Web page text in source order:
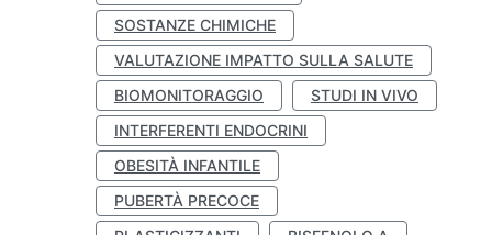
SOSTANZE CHIMICHE
VALUTAZIONE IMPATTO SULLA SALUTE
BIOMONITORAGGIO
STUDI IN VIVO
INTERFERENTI ENDOCRINI
OBESITÀ INFANTILE
PUBERTÀ PRECOCE